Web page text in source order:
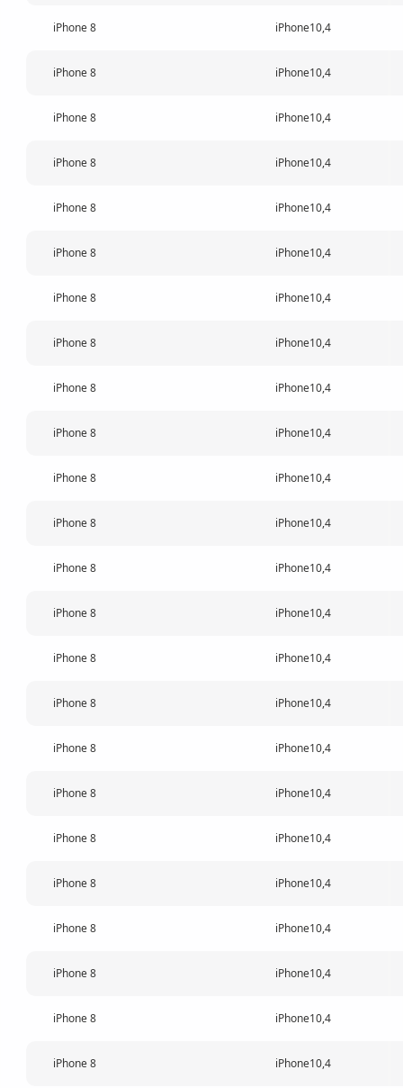
iPhone 8 iPhone10,4
iPhone 8 iPhone10,4
iPhone 8 iPhone10,4
iPhone 8 iPhone10,4
iPhone 8 iPhone10,4
iPhone 8 iPhone10,4
iPhone 8 iPhone10,4
iPhone 8 iPhone10,4
iPhone 8 iPhone10,4
iPhone 8 iPhone10,4
iPhone 8 iPhone10,4
iPhone 8 iPhone10,4
iPhone 8 iPhone10,4
iPhone 8 iPhone10,4
iPhone 8 iPhone10,4
iPhone 8 iPhone10,4
iPhone 8 iPhone10,4
iPhone 8 iPhone10,4
iPhone 8 iPhone10,4
iPhone 8 iPhone10,4
iPhone 8 iPhone10,4
iPhone 8 iPhone10,4
iPhone 8 iPhone10,4
iPhone 8 iPhone10,4